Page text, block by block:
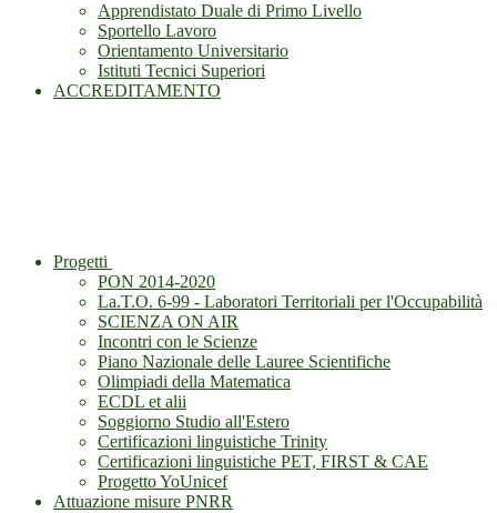
Apprendistato Duale di Primo Livello
Sportello Lavoro
Orientamento Universitario
Istituti Tecnici Superiori
ACCREDITAMENTO
Progetti
PON 2014-2020
La.T.O. 6-99 - Laboratori Territoriali per l'Occupabilità
SCIENZA ON AIR
Incontri con le Scienze
Piano Nazionale delle Lauree Scientifiche
Olimpiadi della Matematica
ECDL et alii
Soggiorno Studio all'Estero
Certificazioni linguistiche Trinity
Certificazioni linguistiche PET, FIRST & CAE
Progetto YoUnicef
Attuazione misure PNRR